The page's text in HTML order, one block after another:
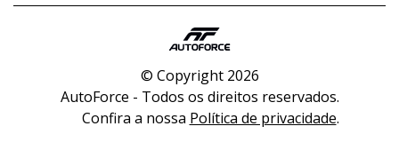
© Copyright 2026
AutoForce - Todos os direitos reservados.
Confira a nossa Política de privacidade.